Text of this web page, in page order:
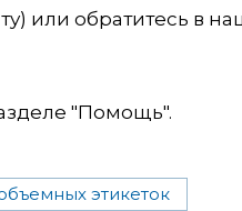
или обратитесь в
"Помощь".
этикеток